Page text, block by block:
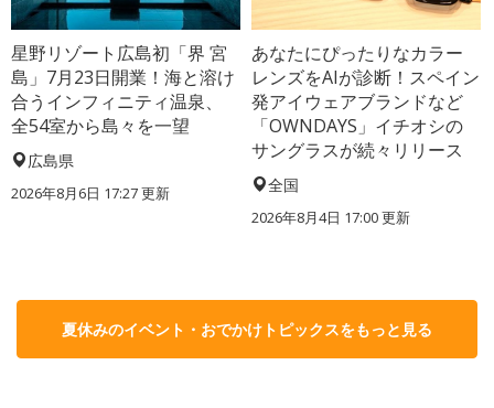
星野リゾート広島初「界 宮
島」7月23日開業！海と溶け
合うインフィニティ温泉、
全54室から島々を一望
広島県
2026年8月6日 17:27更新
あなたにぴったりなカラー
レンズをAIが診断！スペイン
発アイウェアブランドなど
「OWNDAYS」イチオシの
サングラスが続々リリース
全国
2026年8月4日 17:00更新
夏休みのイベント・おでかけトピックスをもっと見る